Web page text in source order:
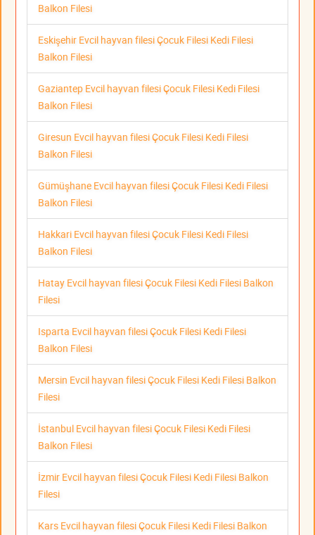
Balkon Filesi
Eskişehir Evcil hayvan filesi Çocuk Filesi Kedi Filesi
Balkon Filesi
Gaziantep Evcil hayvan filesi Çocuk Filesi Kedi Filesi
Balkon Filesi
Giresun Evcil hayvan filesi Çocuk Filesi Kedi Filesi
Balkon Filesi
Gümüşhane Evcil hayvan filesi Çocuk Filesi Kedi Filesi
Balkon Filesi
Hakkari Evcil hayvan filesi Çocuk Filesi Kedi Filesi
Balkon Filesi
Hatay Evcil hayvan filesi Çocuk Filesi Kedi Filesi Balkon
Filesi
Isparta Evcil hayvan filesi Çocuk Filesi Kedi Filesi
Balkon Filesi
Mersin Evcil hayvan filesi Çocuk Filesi Kedi Filesi Balkon
Filesi
İstanbul Evcil hayvan filesi Çocuk Filesi Kedi Filesi
Balkon Filesi
İzmir Evcil hayvan filesi Çocuk Filesi Kedi Filesi Balkon
Filesi
Kars Evcil hayvan filesi Çocuk Filesi Kedi Filesi Balkon